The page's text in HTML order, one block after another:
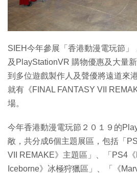
SIEH今年參展「香港動漫電玩節
及PlayStationVR 購物優惠及大量
到多位遊戲製作人及聲優將遠道來
就有《FINAL FANTASY VII
場。
今年香港動漫電玩節２０１９的
敞，共分成6個主題展區，包括「
VII REMAKE》主題區」、「PS4
Iceborne》冰極狩獵區」、「《